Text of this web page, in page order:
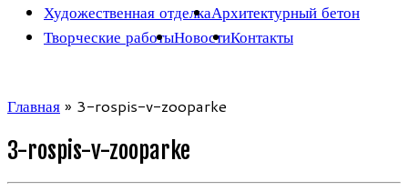
Художественная отделкаАрхитектурный бетон
Творческие работыНовостиКонтакты
Главная » 3-rospis-v-zooparke
3-rospis-v-zooparke